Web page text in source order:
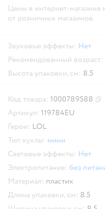
Цены в интернет-магазине
от розничных магазинов.
Звуковые эффекты: Нет
Рекомендованный возраст:
Высота упаковки, см: 8.5
Код товара: 1000789588
Артикул: 119784EU
Герои: LOL
Тип куклы: мини
Световые эффекты: Нет
Электропитание: без
Материал: пластик
Длина упаковки, см: 8.5